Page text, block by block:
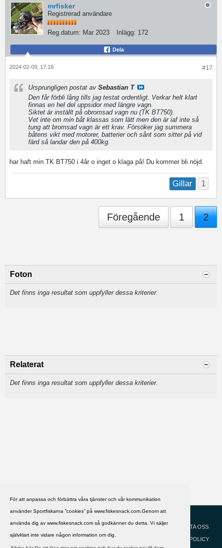
För att anpassa och förbättra våra tjänster och vår kommunikation
använder Sportfiskarna ”cookies” på www.fiskesnack.com.Genom att
använda dig av www.fiskesnack.com så godkänner du detta. Vi säljer
självklart inte vidare någon information om dig.
mrfisker
Registrerad användare
Reg.datum: Mar 2023 Inlägg: 172
Dela
#17
2024-02-09, 17:18
Ursprungligen postat av Sebastian T
Den får förbli lång tills jag testat ordentligt. Verkar helt klart
finnas en hel del uppsidor med längre vagn.
Siktet är inställt på obromsad vagn nu (TK BT750).
Vet inte om min båt klassas som lätt men den är iaf inte så
tung att bromsad vagn är ett krav. Försöker jag summera
båtens vikt med motorer, batterier och sånt som sitter på vid
färd så landar den på 400kg.
har haft min TK BT750 i 4år o inget o klaga på! Du kommer bli nöjd.
Gillar 1
Föregående 1 2
Foton
Det finns inga resultat som uppfyller dessa kriterier.
Relaterat
Det finns inga resultat som uppfyller dessa kriterier.
HJÄLP
KONTAKTA OSS
COOKIEPOLICY